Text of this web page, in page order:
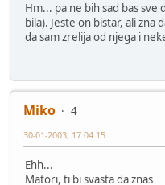
Hm... pa ne bih sad bas
bila). Jeste on bistar, ali zna
da sam zrelija od njega i
Miko
4
30-01-2003, 17:04:15
Ehh...
Matori, ti bi svasta da znas